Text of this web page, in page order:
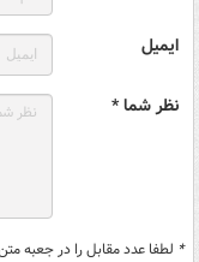
ایمیل
نظر شما *
* لطفا عدد مقابل را در جعبه